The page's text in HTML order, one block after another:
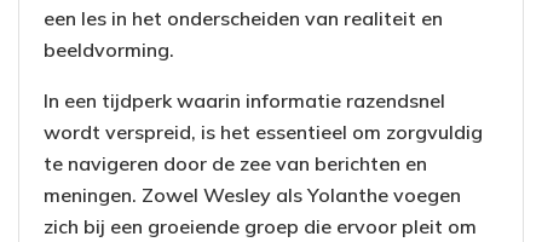
een les in het onderscheiden van realiteit en
beeldvorming.
In een tijdperk waarin informatie razendsnel
wordt verspreid, is het essentieel om zorgvuldig
te navigeren door de zee van berichten en
meningen. Zowel Wesley als Yolanthe voegen
zich bij een groeiende groep die ervoor pleit om